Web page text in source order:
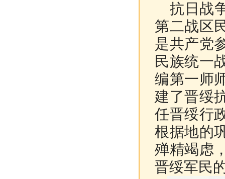
抗日战
第二战区
是共产党
民族统一
编第一师
建了晋绥
任晋绥行
根据地的
殚精竭虑
晋绥军民